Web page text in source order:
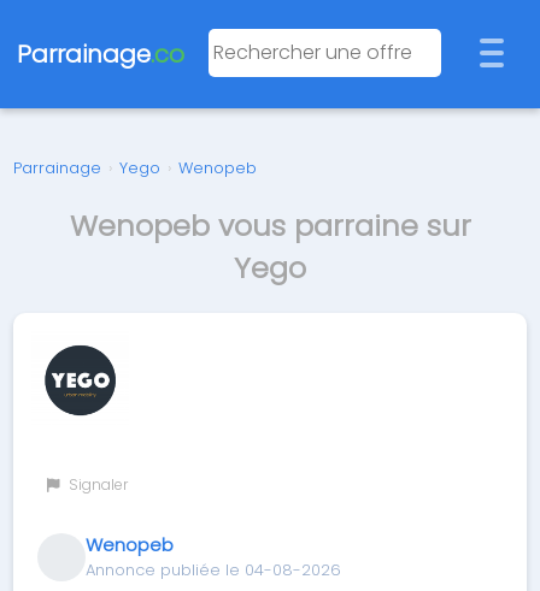
Parrainage.co
Parrainage › Yego › Wenopeb
Wenopeb vous parraine sur
Yego
Signaler
Wenopeb
Annonce publiée le 04-08-2026